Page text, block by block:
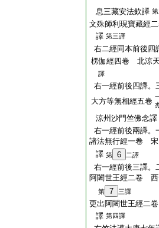
息三藏安法欽譯
文殊師利現寶藏經
譯 第三譯
右二經同本前後四
楞伽經四卷 北涼
譯
右一經前後四譯。
大方等無相經五卷
涼州沙門竺佛念譯
右一經前後兩譯。
諸法無行經一卷 宋
譯 第 6 二譯
右一經前後三譯。
阿闍世王經二卷 西
第 7 三譯
更出阿闍世王經二
譯 第四譯